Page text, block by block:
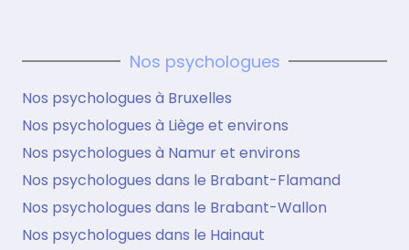
Nos psychologues
Nos psychologues à Bruxelles
Nos psychologues à Liège et environs
Nos psychologues à Namur et environs
Nos psychologues dans le Brabant-Flamand
Nos psychologues dans le Brabant-Wallon
Nos psychologues dans le Hainaut